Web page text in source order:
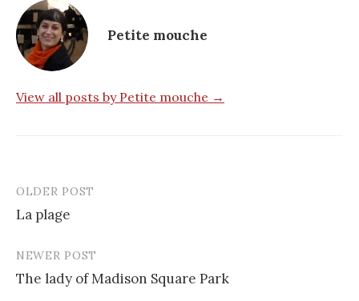
Petite mouche
View all posts by Petite mouche →
Post
navigation
OLDER POST
La plage
NEWER POST
The lady of Madison Square Park